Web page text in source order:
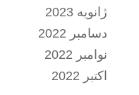
ژانویه 2023
دسامبر 2022
نوامبر 2022
اکتبر 2022